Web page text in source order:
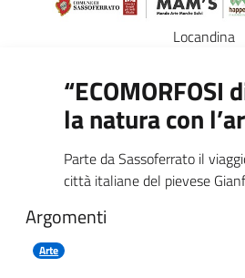
Locandina
“ECOMORFOSI
la natura con
Parte da Sassoferrato il
città italiane del pievese
Argomenti
Arte